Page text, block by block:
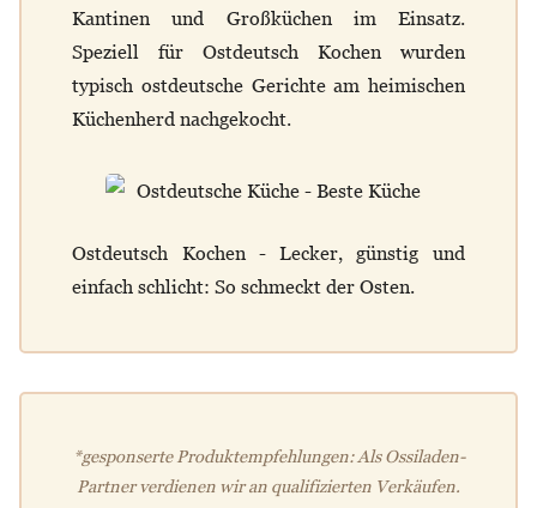
Kantinen und Großküchen im Einsatz.
Speziell für Ostdeutsch Kochen wurden
typisch ostdeutsche Gerichte am heimischen
Küchenherd nachgekocht.
Ostdeutsch Kochen - Lecker, günstig und
einfach schlicht: So schmeckt der Osten.
*gesponserte Produktempfehlungen: Als Ossiladen-
Partner verdienen wir an qualifizierten Verkäufen.